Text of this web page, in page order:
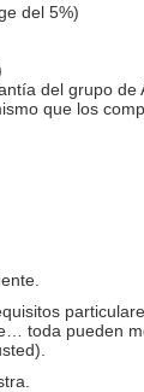
del 5%)
del grupo de
que los
toda pueden